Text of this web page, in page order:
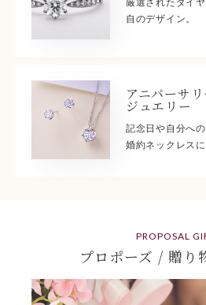
自のデザイン。
アニバーサリ
ジュエリー
記念日や自分へ
婚約ネックレスに
PROPOSAL
プロポーズ / 贈り